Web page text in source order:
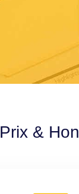
Prix &